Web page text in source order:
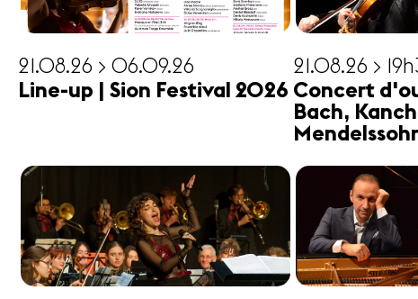
21.08.26 > 06.09.26
Line-up | Sion Festival 2026
21.08.26 >
Concert
Bach,